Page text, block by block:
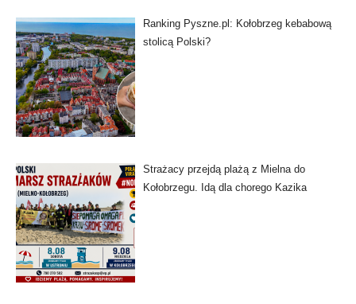
Ranking Pyszne.pl: Kołobrzeg kebabową
stolicą Polski?
Strażacy przejdą plażą z Mielna do
Kołobrzegu. Idą dla chorego Kazika